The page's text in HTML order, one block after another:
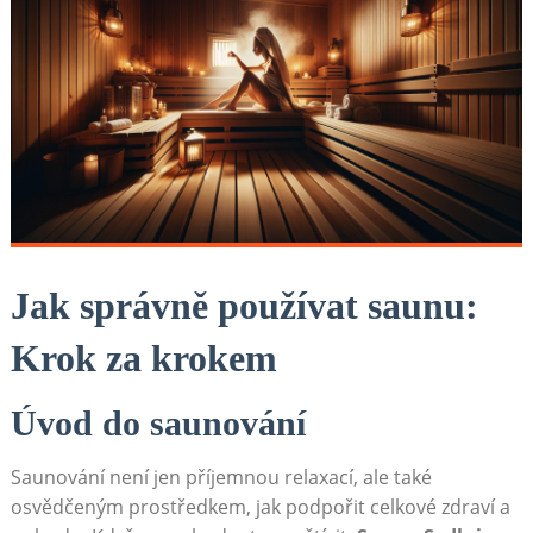
Jak správně používat saunu:
Krok za⁤ krokem
Úvod do‍ saunování
Saunování není⁣ jen příjemnou relaxací, ale také
osvědčeným prostředkem, jak podpořit celkové zdraví a